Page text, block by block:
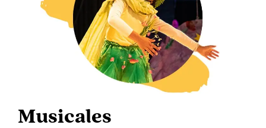
Musicales